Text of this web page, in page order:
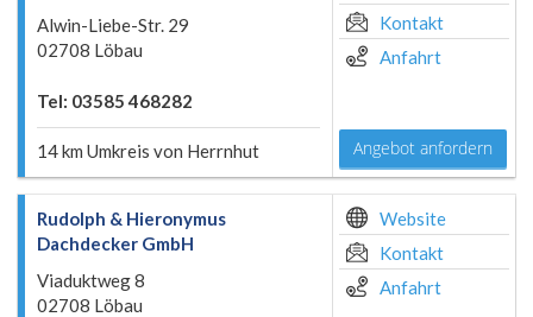
Alwin-Liebe-Str. 29
02708 Löbau
Tel: 03585 468282
14 km Umkreis von Herrnhut
Kontakt
Anfahrt
Angebot anfordern
Rudolph & Hieronymus
Dachdecker GmbH
Viaduktweg 8
02708 Löbau
Website
Kontakt
Anfahrt